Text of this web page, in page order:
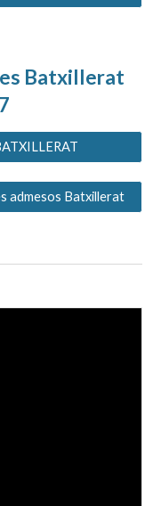
Batxillerat
admesos Batxillerat